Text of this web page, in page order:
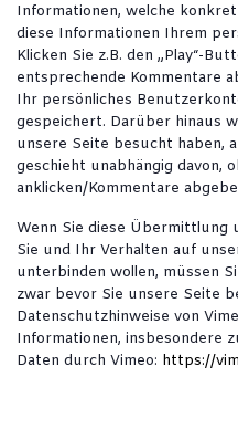
Informationen, welche
diese Informationen Ihrem
Klicken Sie z.B. den „Play“-
entsprechende Kommentare
Ihr persönliches
gespeichert. Darüber hinaus
unsere Seite besucht haben,
geschieht unabhängig davon,
anklicken/Kommentare
Wenn Sie diese Übermittlung
Sie und Ihr Verhalten auf
unterbinden wollen, müssen
zwar bevor Sie unsere Seite
Datenschutzhinweise von
Informationen, insbesondere
Daten durch Vimeo: https://